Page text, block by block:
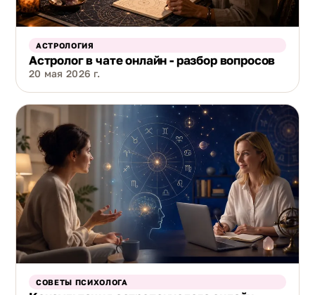
АСТРОЛОГИЯ
Астролог в чате онлайн - разбор вопросов
20 мая 2026 г.
СОВЕТЫ ПСИХОЛОГА